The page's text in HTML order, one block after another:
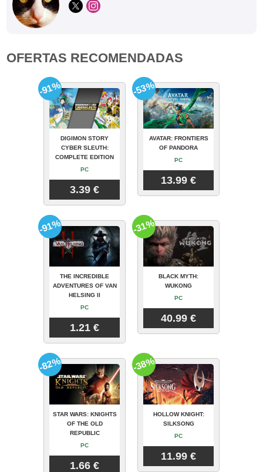
OFERTAS RECOMENDADAS
DIGIMON STORY
CYBER SLEUTH:
COMPLETE EDITION
PC
3.39 €
-91%
AVATAR: FRONTIERS
OF PANDORA
PC
13.99 €
-53%
THE INCREDIBLE
ADVENTURES OF VAN
HELSING II
PC
1.21 €
-91%
BLACK MYTH:
WUKONG
PC
40.99 €
-31%
STAR WARS: KNIGHTS
OF THE OLD
REPUBLIC
PC
1.66 €
-82%
HOLLOW KNIGHT:
SILKSONG
PC
11.99 €
-38%